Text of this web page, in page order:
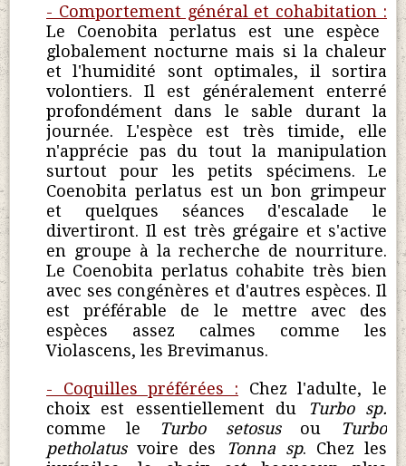
- Comportement général et cohabitation :
Le Coenobita perlatus est une espèce
globalement nocturne mais si la chaleur
et l'humidité sont optimales, il sortira
volontiers. Il est généralement enterré
profondément dans le sable durant la
journée. L'espèce est très timide, elle
n'apprécie pas du tout la manipulation
surtout pour les petits spécimens. Le
Coenobita perlatus est un bon grimpeur
et quelques séances d'escalade le
divertiront. Il est très grégaire et s'active
en groupe à la recherche de nourriture.
Le Coenobita perlatus cohabite très bien
avec ses congénères et d'autres espèces. Il
est préférable de le mettre avec des
espèces assez calmes comme les
Violascens, les Brevimanus.
- Coquilles préférées :
Chez l'adulte, le
choix est essentiellement du
Turbo sp.
comme le
Turbo setosusou
Turbo
petholatusvoire des Tonna sp. Chez les